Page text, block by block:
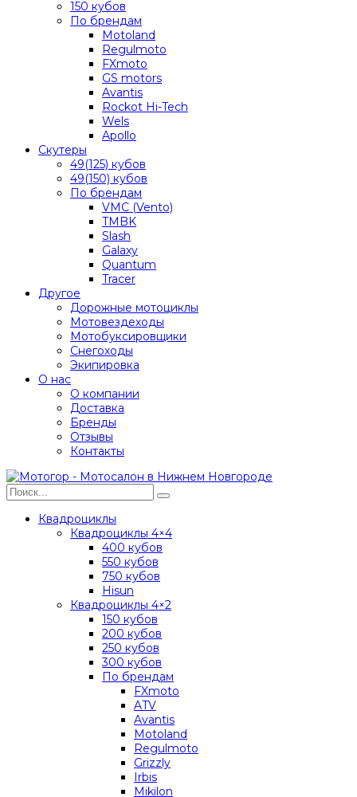
150 кубов
По брендам
Motoland
Regulmoto
FXmoto
GS motors
Avantis
Rockot Hi-Tech
Wels
Apollo
Скутеры
49(125) кубов
49(150) кубов
По брендам
VMC (Vento)
TMBK
Slash
Galaxy
Quantum
Tracer
Другое
Дорожные мотоциклы
Мотовездеходы
Мотобуксировщики
Снегоходы
Экипировка
О нас
О компании
Доставка
Бренды
Отзывы
Контакты
Квадроциклы
Квадроциклы 4×4
400 кубов
550 кубов
750 кубов
Hisun
Квадроциклы 4×2
150 кубов
200 кубов
250 кубов
300 кубов
По брендам
FXmoto
ATV
Avantis
Motoland
Regulmoto
Grizzly
Irbis
Mikilon